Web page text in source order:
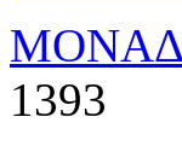
1393